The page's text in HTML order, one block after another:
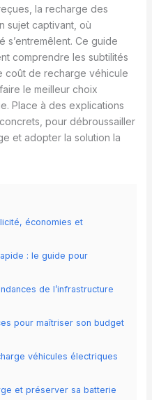
la recharge des
sujet captivant, où
s’entremêlent. Ce guide
comprendre les subtilités
coût de recharge véhicule
le meilleur choix
Place à des explications
pour débroussailler
et adopter la solution la
économies et
: le guide pour
de l’infrastructure
pour maîtriser son budget
véhicules électriques
et préserver sa batterie